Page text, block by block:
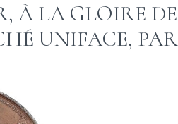
À LA GLOIRE
UNIFACE,